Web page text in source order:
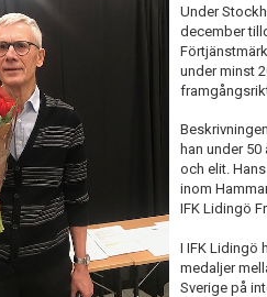
Under
december
under minst
han under
och elit.
inom
IFK Lidingö
I IFK Lidingö
medaljer
Sverige på